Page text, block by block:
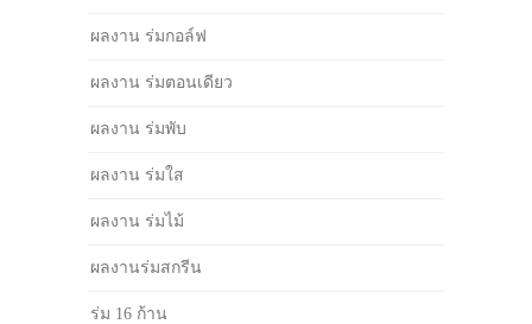
ผลงาน ร่มกอล์ฟ
ผลงาน ร่มตอนเดียว
ผลงาน ร่มพับ
ผลงาน ร่มใส
ผลงาน ร่มไม้
ผลงานร่มสกรีน
ร่ม 16 ก้าน